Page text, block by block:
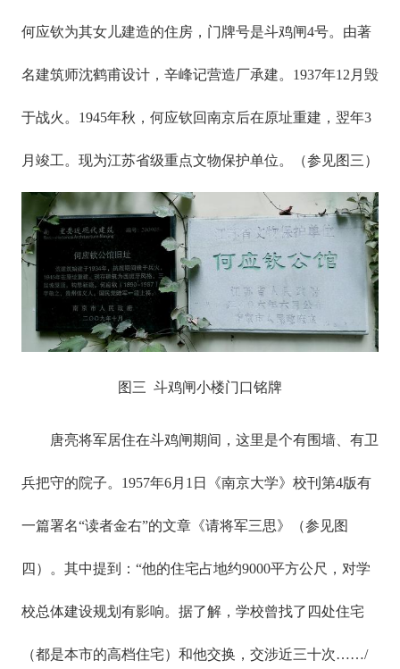
何应钦为其女儿建造的住房，门牌号是斗鸡闸4号。由著
名建筑师沈鹤甫设计，辛峰记营造厂承建。1937年12月毁
于战火。1945年秋，何应钦回南京后在原址重建，翌年3
月竣工。现为江苏省级重点文物保护单位。（参见图三）
图三 斗鸡闸小楼门口铭牌
唐亮将军居住在斗鸡闸期间，这里是个有围墙、有卫
兵把守的院子。1957年6月1日《南京大学》校刊第4版有
一篇署名“读者金右”的文章《请将军三思》（参见图
四）。其中提到：“他的住宅占地约9000平方公尺，对学
校总体建设规划有影响。据了解，学校曾找了四处住宅
（都是本市的高档住宅）和他交换，交涉近三十次……/